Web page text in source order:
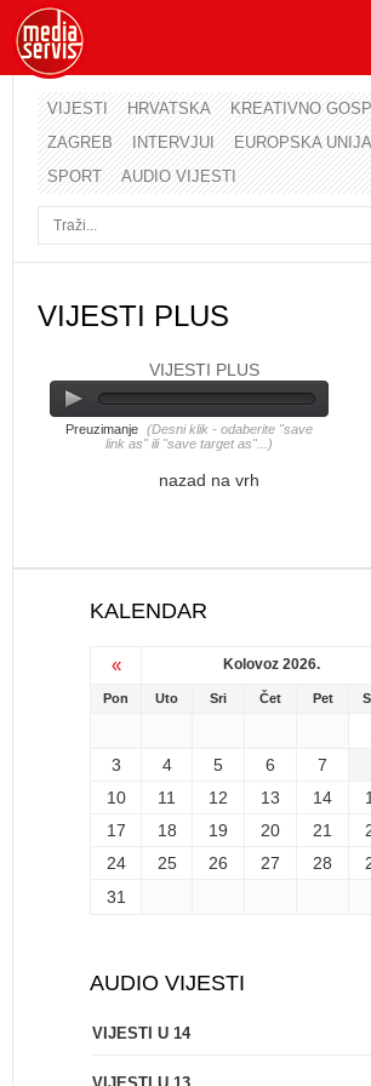
VIJESTI HRVATSKA
KREATIVNO
ZAGREB
INTERVJUI EUROPSKA UNIJA
SPORT
AUDIO VIJESTI
VIJESTI PLUS
VIJESTI PLUS
Preuzimanje (Desni klik - odaberite "save
link as" ili "save target as"...)
nazad na vrh
KALENDAR
« Kolovoz 2026.
Pon Uto Sri Čet Pet
3
4 5 6 7
10
11 12 13 14
17
18 19 20 21
24
25 26 27 28
31
AUDIO VIJESTI
VIJESTI U 14
Korisničko ime
Lozinka
Zaboravili ste lozinku?